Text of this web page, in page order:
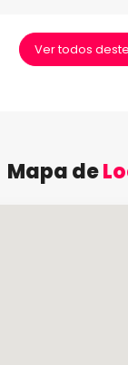
Ver todos
Mapa de